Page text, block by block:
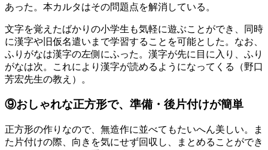
あった。本カルタはその問題点を解消している。
文字を覚えたばかりの小学生も気軽に遊ぶことができ、同時
に漢字や旧仮名遣いまで学習することを可能とした。なお、
ふりがなは漢字の左側にふった。漢字が先に目に入り、ふり
がなは次。これにより漢字が読めるようになってくる（野口
芳宏先生の教え）。
⑨おしゃれな正方形で、準備・後片付けが簡単
正方形の作りなので、無造作に並べてもたいへん美しい。ま
た片付けの際、向きを気にせず回収し、まとめることができ